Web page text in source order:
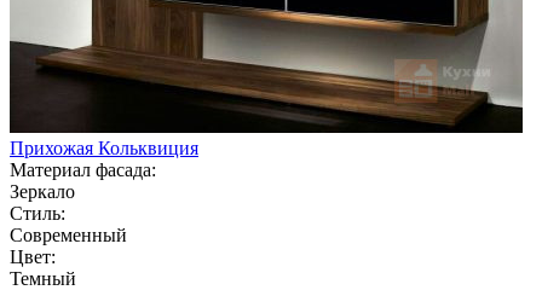
Прихожая Кольквиция
Материал фасада:
Зеркало
Стиль:
Современный
Цвет:
Темный